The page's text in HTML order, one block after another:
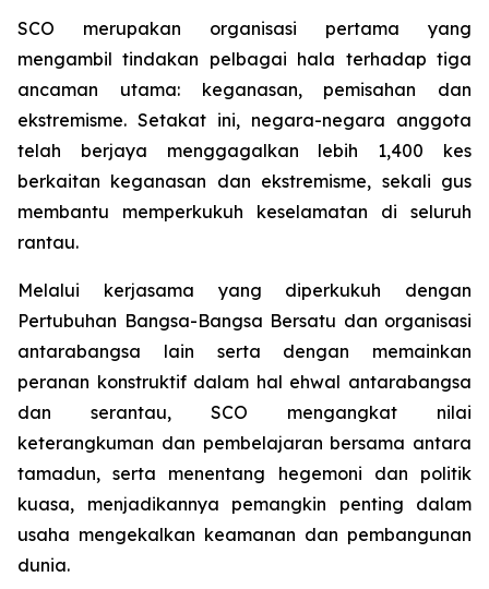
SCO merupakan organisasi pertama yang
mengambil tindakan pelbagai hala terhadap tiga
ancaman utama: keganasan, pemisahan dan
ekstremisme. Setakat ini, negara-negara anggota
telah berjaya menggagalkan lebih 1,400 kes
berkaitan keganasan dan ekstremisme, sekali gus
membantu memperkukuh keselamatan di seluruh
rantau.
Melalui kerjasama yang diperkukuh dengan
Pertubuhan Bangsa-Bangsa Bersatu dan organisasi
antarabangsa lain serta dengan memainkan
peranan konstruktif dalam hal ehwal antarabangsa
dan serantau, SCO mengangkat nilai
keterangkuman dan pembelajaran bersama antara
tamadun, serta menentang hegemoni dan politik
kuasa, menjadikannya pemangkin penting dalam
usaha mengekalkan keamanan dan pembangunan
dunia.